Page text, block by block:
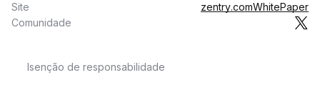
Site zentry.comWhitePaper
Comunidade
Isenção de responsabilidade